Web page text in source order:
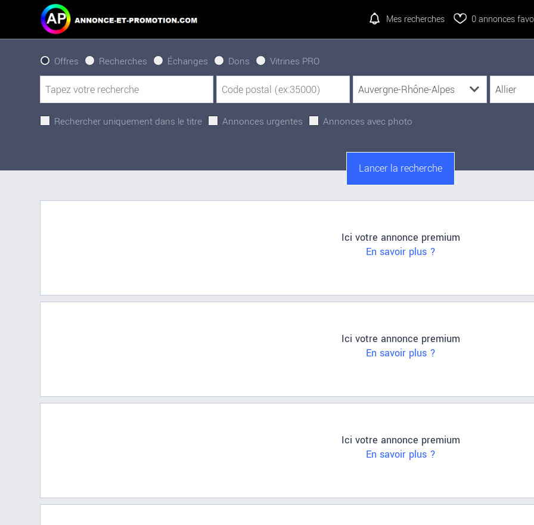
Mes recherches 0annonces
Offres Recherches Échanges Dons Vitrines PRO
Rechercher uniquement dans le titre Annonces urgentes Annonces avec photo
Ici votre annonce premium
En savoir plus ?
Ici votre annonce premium
En savoir plus ?
Ici votre annonce premium
En savoir plus ?